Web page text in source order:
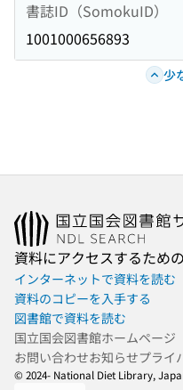
書誌ID（SomokuID）
1001000656893
少
資料にアクセスするため
インターネットで資料を読む
資料のコピーを入手する
図書館で資料を読む
国立国会図書館ホームページ
お問い合わせお知らせプライ
© 2024- National Diet Library,